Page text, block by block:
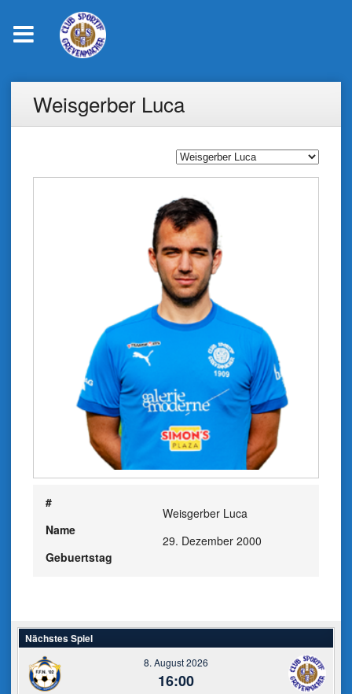
Weisgerber Luca
#
Name
Weisgerber Luca
Gebuertstag
29. Dezember 2000
Nächstes Spiel
8. August 2026
16:00